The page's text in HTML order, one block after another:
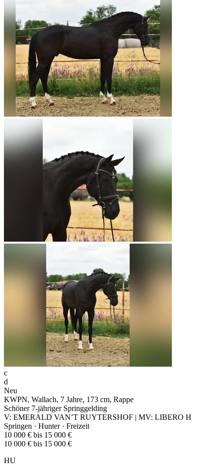
c
d
Neu
KWPN, Wallach, 7 Jahre, 173 cm, Rappe
Schöner 7-jähriger Springgelding
V: EMERALD VAN’T RUYTERSHOF | MV: LIBERO H
Springen · Hunter · Freizeit
10 000 € bis 15 000 €
10 000 € bis 15 000 €
HU